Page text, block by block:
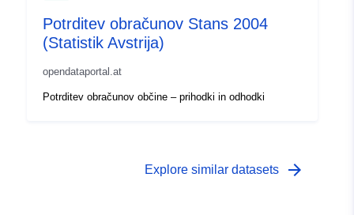
Potrditev obračunov Stans 2004
(Statistik Avstrija)
opendataportal.at
Potrditev obračunov občine – prihodki in odhodki
Explore similar datasets arrow_forward